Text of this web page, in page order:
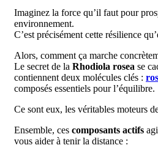
Imaginez la force qu’il faut pour
environnement.
C’est précisément cette résilience
Alors, comment ça marche
Le secret de la Rhodiola rosea se
contiennent deux molécules clés :
composés essentiels pour l’équilibre.
Ce sont eux, les véritables moteurs
Ensemble, ces composants actifs
vous aider à tenir la distance :